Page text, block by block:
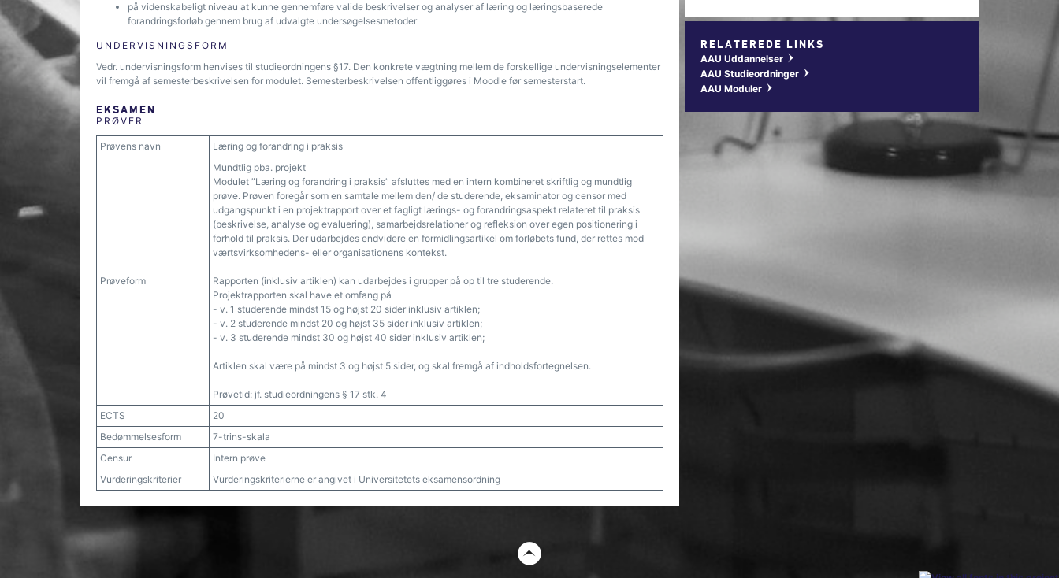
på videnskabeligt niveau at kunne gennemføre valide beskrivelser og analyser af læring og læringsbaserede
forandringsforløb gennem brug af udvalgte undersøgelsesmetoder
UNDERVISNINGSFORM
Vedr. undervisningsform henvises til studieordningens §17. Den konkrete vægtning mellem de forskellige undervisningselementer
vil fremgå af semesterbeskrivelsen for modulet. Semesterbeskrivelsen offentliggøres i Moodle før semesterstart.
EKSAMEN
PRØVER
Prøvens navn Læring og forandring i praksis
Prøveform
Mundtlig pba. projekt
Modulet ”Læring og forandring i praksis” afsluttes med en intern kombineret skriftlig og mundtlig
prøve. Prøven foregår som en samtale mellem den/ de studerende, eksaminator og censor med
udgangspunkt i en projektrapport over et fagligt lærings- og forandringsaspekt relateret til praksis
(beskrivelse, analyse og evaluering), samarbejdsrelationer og refleksion over egen positionering i
forhold til praksis. Der udarbejdes endvidere en formidlingsartikel om forløbets fund, der rettes mod
værtsvirksomhedens- eller organisationens kontekst.
Rapporten (inklusiv artiklen) kan udarbejdes i grupper på op til tre studerende.
Projektrapporten skal have et omfang på
- v. 1 studerende mindst 15 og højst 20 sider inklusiv artiklen;
- v. 2 studerende mindst 20 og højst 35 sider inklusiv artiklen;
- v. 3 studerende mindst 30 og højst 40 sider inklusiv artiklen;
Artiklen skal være på mindst 3 og højst 5 sider, og skal fremgå af indholdsfortegnelsen.
Prøvetid: jf. studieordningens § 17 stk. 4
ECTS
20
Bedømmelsesform
7-trins-skala
Censur
Intern prøve
Vurderingskriterier
Vurderingskriterierne er angivet i Universitetets eksamensordning
RELATEREDE LINKS
AAU Uddannelser w
AAU Studieordninger w
AAU Moduler w
t